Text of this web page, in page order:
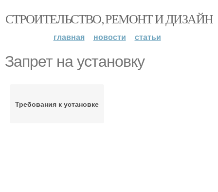
СТРОИТЕЛЬСТВО, РЕМОНТ И ДИЗАЙН
главная новости статьи
Запрет на установку
Требования к установке